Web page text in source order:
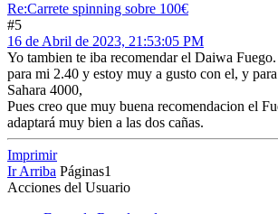
Re:Carrete spinning sobre 100€
#5
16 de Abril de 2023, 21:53:05 PM
Yo tambien te iba recomendar el Daiwa
para mi 2.40 y estoy muy a gusto con el, y
Sahara 4000,
Pues creo que muy buena recomendacion el
adaptará muy bien a las dos cañas.
Imprimir
Ir Arriba Páginas1
Acciones del Usuario